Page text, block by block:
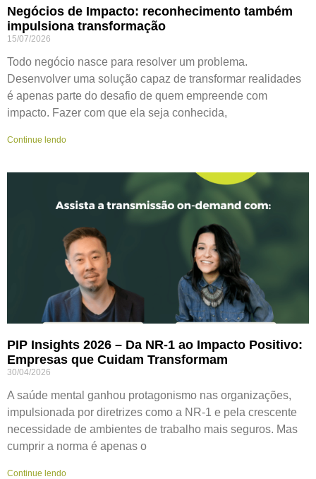
Negócios de Impacto: reconhecimento também
impulsiona transformação
15/07/2026
Todo negócio nasce para resolver um problema.
Desenvolver uma solução capaz de transformar realidades
é apenas parte do desafio de quem empreende com
impacto. Fazer com que ela seja conhecida,
Continue lendo
PIP Insights 2026 – Da NR-1 ao Impacto Positivo:
Empresas que Cuidam Transformam
30/04/2026
A saúde mental ganhou protagonismo nas organizações,
impulsionada por diretrizes como a NR-1 e pela crescente
necessidade de ambientes de trabalho mais seguros. Mas
cumprir a norma é apenas o
Continue lendo